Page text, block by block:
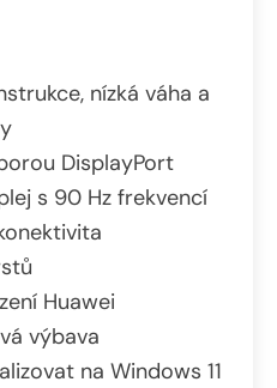
nízká váha a
DisplayPort
s 90 Hz frekvencí
Huawei
výbava
na Windows 11